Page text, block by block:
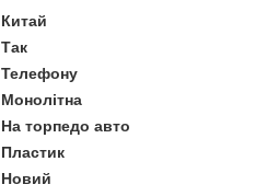
Китай
Так
Телефону
Монолітна
На торпедо авто
Пластик
Новий